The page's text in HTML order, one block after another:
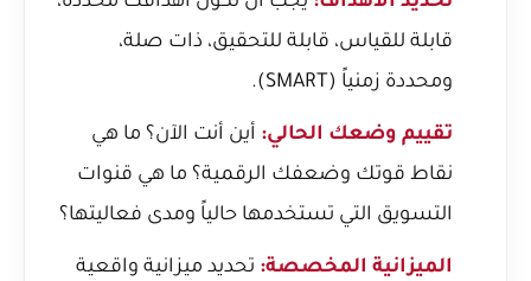
قابلة للقياس، قابلة للتحقيق، ذات صلة،
ومحددة زمنياً (SMART).
تقييم وضعك الحالي: أين أنت الآن؟ ما هي
نقاط قوتك وضعفك الرقمية؟ ما هي قنوات
التسويق التي تستخدمها حالياً ومدى فعاليتها؟
الميزانية المخصصة: تحديد ميزانية واقعية